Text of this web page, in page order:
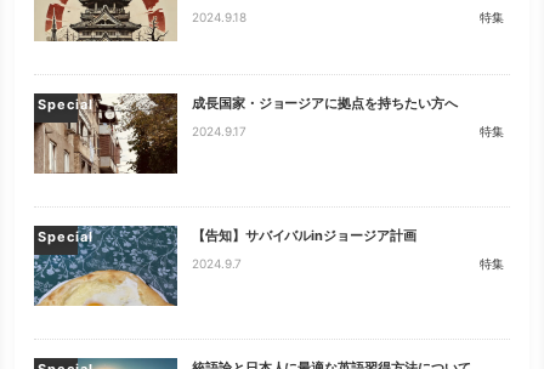
2024.9.18 特集
Special 成長国家・ジョージアに拠点を持ちたい方へ
2024.9.17 特集
Special 【告知】サバイバルinジョージア計画
2024.9.7 特集